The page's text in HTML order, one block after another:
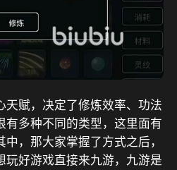
天赋，决定了修炼效率、功法
有多种不同的类型，这里面有
，那大家掌握了方式之后，
好游戏直接来九游， 九游是